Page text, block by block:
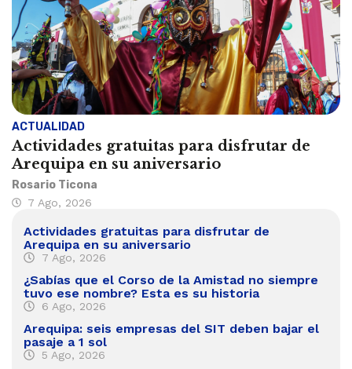
ACTUALIDAD
Actividades gratuitas para disfrutar de
Arequipa en su aniversario
Rosario Ticona
7 Ago, 2026
Actividades gratuitas para disfrutar de
Arequipa en su aniversario
7 Ago, 2026
¿Sabías que el Corso de la Amistad no siempre
tuvo ese nombre? Esta es su historia
6 Ago, 2026
Arequipa: seis empresas del SIT deben bajar el
pasaje a 1 sol
5 Ago, 2026